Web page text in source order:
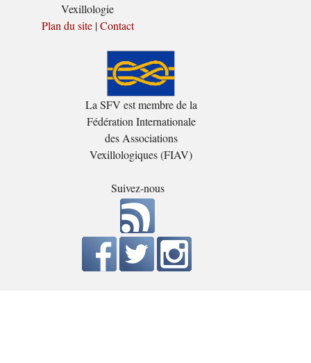
Vexillologie
Plan du site|Contact
La SFV est membre de la
Fédération Internationale
des Associations
Vexillologiques (FIAV)
Suivez-nous